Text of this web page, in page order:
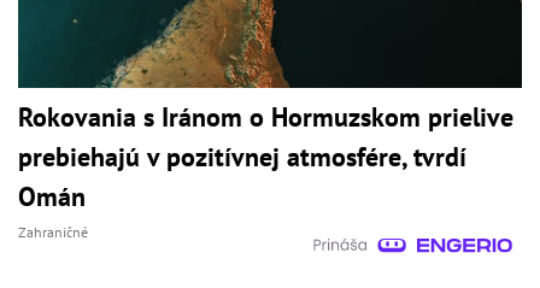
Rokovania s Iránom o Hormuzskom prielive
prebiehajú v pozitívnej atmosfére, tvrdí
Omán
Zahraničné